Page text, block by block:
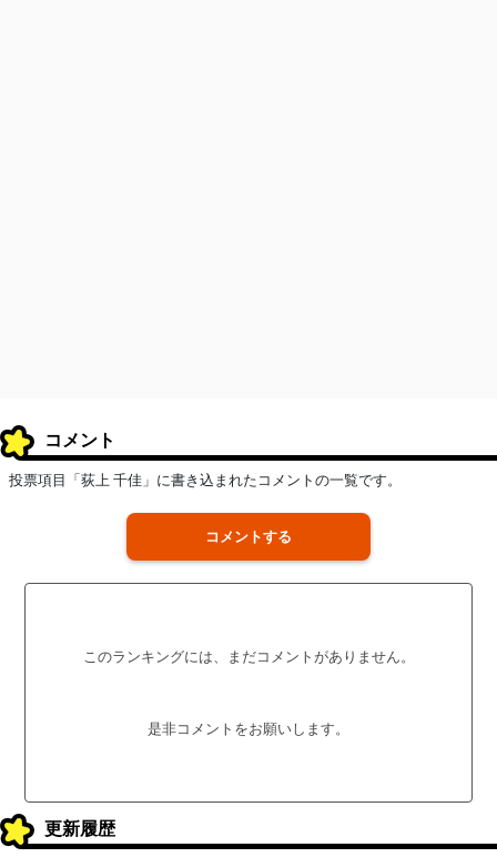
コメント
投票項目「荻上 千佳」に書き込まれたコメントの一覧です。
コメントする
このランキングには、まだコメントがありません。
是非コメントをお願いします。
更新履歴